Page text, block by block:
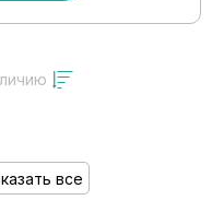
все